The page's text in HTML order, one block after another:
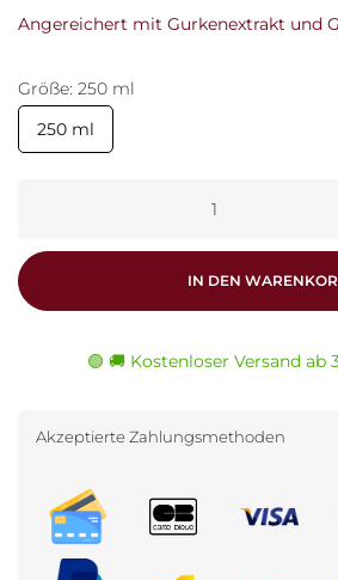
Angereichert mit Gurkenextrakt und
Größe: 250 ml
250 ml
IN DEN
🟢 🚚 Kostenloser Versand ab
Akzeptierte Zahlungsmethoden